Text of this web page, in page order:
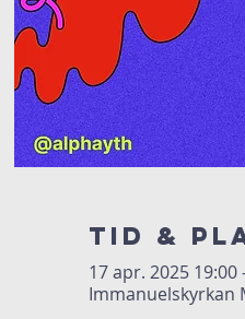
Tid &
17 apr. 2025 19:00
Immanuelskyrkan